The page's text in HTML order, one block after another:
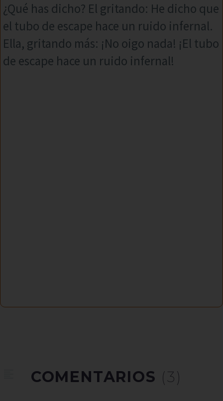
¿Qué has dicho? El gritando: He dicho que
el tubo de escape hace un ruido infernal.
Ella, gritando más: ¡No oigo nada! ¡El tubo
de escape hace un ruido infernal!
COMENTARIOS (3)